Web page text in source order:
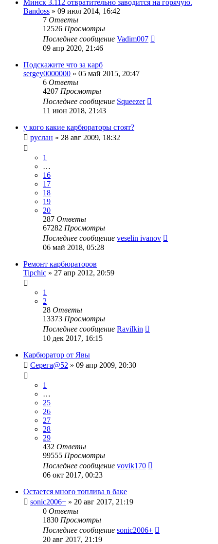
Минск 3.112 отвратительно заводится на горячую.
Bandoss » 09 июл 2014, 16:42
7 Ответы
12526 Просмотры
Последнее сообщение Vadim007
09 апр 2020, 21:46
Подскажите что за карб
sergey0000000 » 05 май 2015, 20:47
6 Ответы
4207 Просмотры
Последнее сообщение Squeezer
11 июн 2018, 21:43
у кого какие карбюраторы стоят?
руслан » 28 авг 2009, 18:32
1
…
16
17
18
19
20
287 Ответы
67282 Просмотры
Последнее сообщение veselin ivanov
06 май 2018, 05:28
Ремонт карбюраторов
Tipchic » 27 апр 2012, 20:59
1
2
28 Ответы
13373 Просмотры
Последнее сообщение Ravilkin
10 дек 2017, 16:15
Карбюратор от Явы
Серега@52 » 09 апр 2009, 20:30
1
…
25
26
27
28
29
432 Ответы
99555 Просмотры
Последнее сообщение vovik170
06 окт 2017, 00:23
Остается много топлива в баке
sonic2006+ » 20 авг 2017, 21:19
0 Ответы
1830 Просмотры
Последнее сообщение sonic2006+
20 авг 2017, 21:19